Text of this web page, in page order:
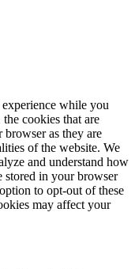
while you
cookies that are
browser as they are
of the website. We
and understand how
stored in your browser
to opt-out of these
may affect your